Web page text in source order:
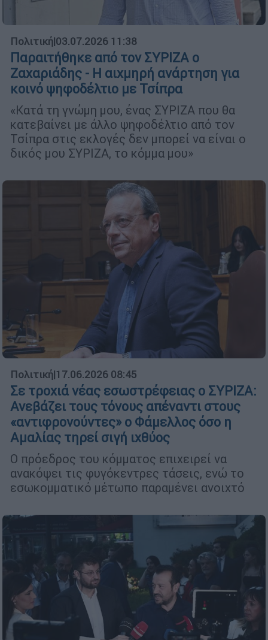
Πολιτική|03.07.2026 11:38
Παραιτήθηκε από τον ΣΥΡΙΖΑ ο
Ζαχαριάδης - Η αιχμηρή ανάρτηση για
κοινό ψηφοδέλτιο με Τσίπρα
«Κατά τη γνώμη μου, ένας ΣΥΡΙΖΑ που θα
κατεβαίνει με άλλο ψηφοδέλτιο από τον
Τσίπρα στις εκλογές δεν μπορεί να είναι ο
δικός μου ΣΥΡΙΖΑ, το κόμμα μου»
Πολιτική|17.06.2026 08:45
Σε τροχιά νέας εσωστρέφειας ο ΣΥΡΙΖΑ:
Ανεβάζει τους τόνους απέναντι στους
«αντιφρονούντες» ο Φάμελλος όσο η
Αμαλίας τηρεί σιγή ιχθύος
Ο πρόεδρος του κόμματος επιχειρεί να
ανακόψει τις φυγόκεντρες τάσεις, ενώ το
εσωκομματικό μέτωπο παραμένει ανοιχτό